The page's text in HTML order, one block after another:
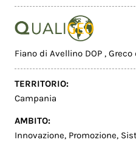
Fiano di Avellino DOP,Greco
TERRITORIO:
Campania
AMBITO:
Innovazione, Promozione,